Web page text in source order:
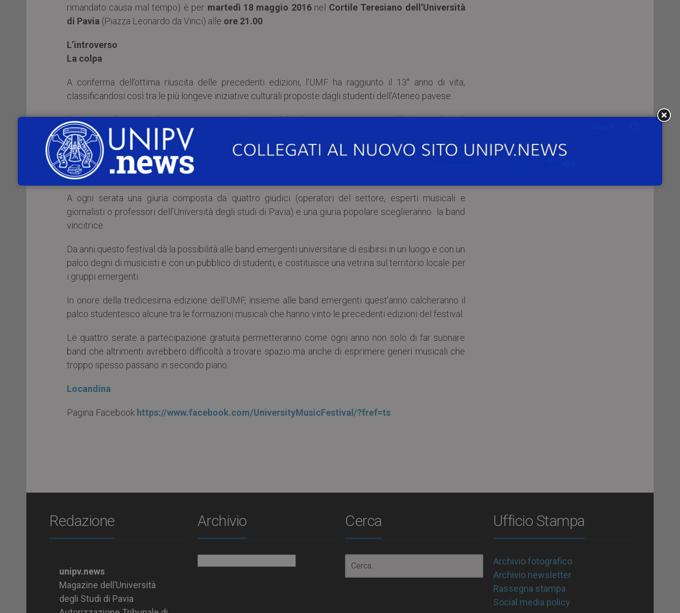
rimandato causa mal tempo) è per martedì 18 maggio 2016nel Cortile Teresiano dell’Università
di Pavia (Piazza Leonardo da Vinci) alle ore 21.00.
L’introverso
La colpa
A conferma dell’ottima riuscita delle precedenti edizioni, l’UMF ha raggiunto il 13° anno di vita,
classificandosi così tra le più longeve iniziative culturali proposte dagli studenti dell’Ateneo pavese.
Il concorso è aperto ad artisti e gruppi con almeno il 25% dei componenti iscritto all’Università degli
Studi di Pavia. Sono selezionate dodici band universitarie che suoneranno, tre per ogni sera, durante le
quattro serate che il Festival propone. La selezione delle band avviene mediante un bando, aperto a
gruppi di tutti i generi musicali, con canzoni proprie. Tra i gruppi che hanno inviato le proprie
registrazioni (l’iscrizione è gratuita) una giuria seleziona gli otto gruppi più interessanti.
A ogni serata una giuria composta da quattro giudici (operatori del settore, esperti musicali e
giornalisti o professori dell’Università degli studi di Pavia) e una giuria popolare sceglieranno la band
vincitrice.
Da anni questo festival dà la possibilità alle band emergenti universitarie di esibirsi in un luogo e con un
palco degni di musicisti e con un pubblico di studenti, e costituisce una vetrina sul territorio locale per
i gruppi emergenti.
In onore della tredicesima edizione dell’UMF, insieme alle band emergenti quest’anno calcheranno il
palco studentesco alcune tra le formazioni musicali che hanno vinto le precedenti edizioni del festival.
Le quattro serate a partecipazione gratuita permetteranno come ogni anno non solo di far suonare
band che altrimenti avrebbero difficoltà a trovare spazio ma anche di esprimere generi musicali che
troppo spesso passano in secondo piano.
Locandina
Pagina Facebook https://www.facebook.com/UniversityMusicFestival/?fref=ts
Redazione
unipv.news
Magazine dell’Università
degli Studi di Pavia
Archivio Cerca Ufficio Stampa
Archivio fotografico
Archivio newsletter
Rassegna stampa
Social media policy